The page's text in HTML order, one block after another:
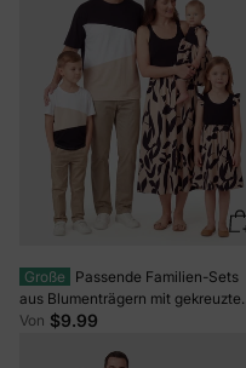
Große
Passende Familien-Sets
aus Blumenträgern mit gekreuztem
Rücken und Colorblock-Top-Sets
Von $9.99